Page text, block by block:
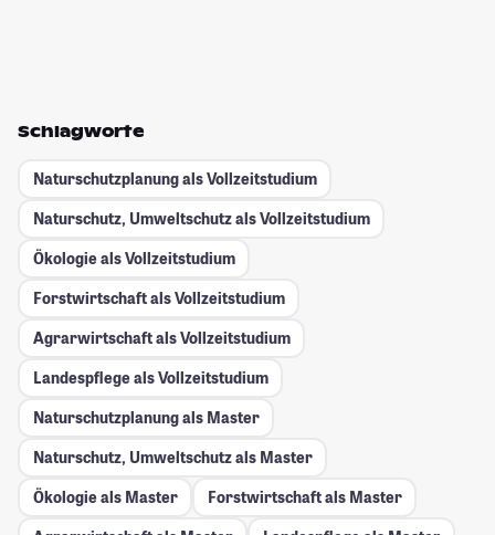
Schlagworte
Naturschutzplanung als Vollzeitstudium
Naturschutz, Umweltschutz als Vollzeitstudium
Ökologie als Vollzeitstudium
Forstwirtschaft als Vollzeitstudium
Agrarwirtschaft als Vollzeitstudium
Landespflege als Vollzeitstudium
Naturschutzplanung als Master
Naturschutz, Umweltschutz als Master
Ökologie als Master
Forstwirtschaft als Master